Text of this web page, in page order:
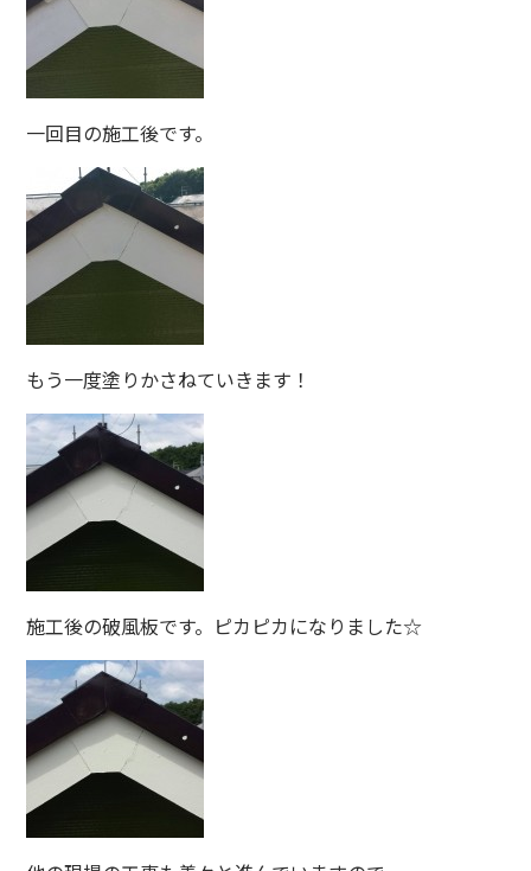
一回目の施工後です。
もう一度塗りかさねていきます！
施工後の破風板です。ピカピカになりました☆